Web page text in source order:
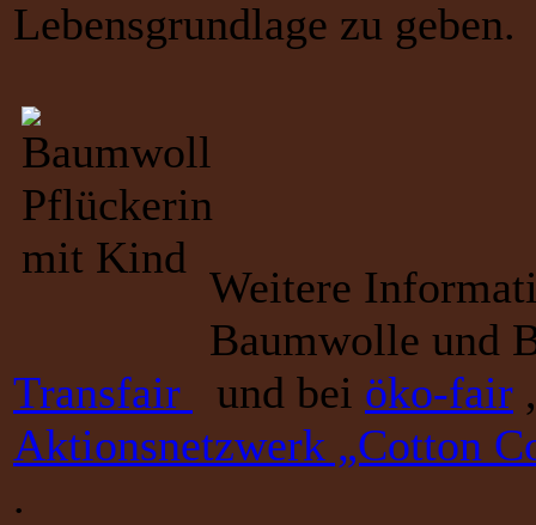
Lebensgrundlage zu geben.
Weitere
Baumwolle und
Transfair
und bei öko-fair
Aktionsnetzwerk „Cotton
.